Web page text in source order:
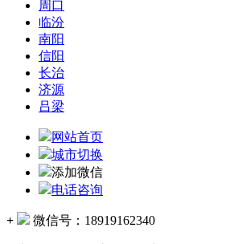
周口
临汾
南阳
信阳
长治
济源
吕梁
网站首页
城市切换
添加微信
电话咨询
+ 微信号： 18919162340